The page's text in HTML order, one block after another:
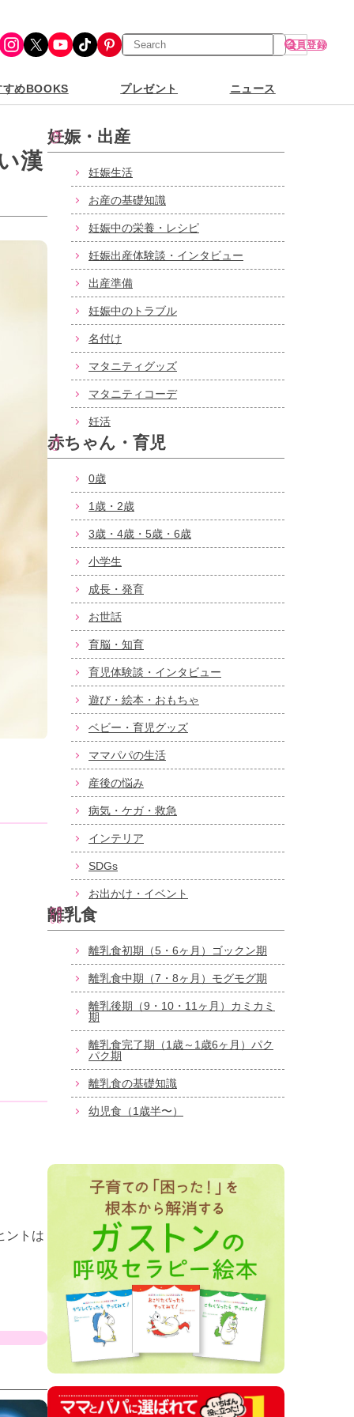
Instagram X YouTube TikTok Pinterest
検
索
会員登録
すめBOOKS プレゼント ニュース
漢
ントは
妊娠・出産
妊娠生活
お産の基礎知識
妊娠中の栄養・レシピ
妊娠出産体験談・インタビュー
出産準備
妊娠中のトラブル
名付け
マタニティグッズ
マタニティコーデ
妊活
赤ちゃん・育児
0歳
1歳・2歳
3歳・4歳・5歳・6歳
小学生
成長・発育
お世話
育脳・知育
育児体験談・インタビュー
遊び・絵本・おもちゃ
ベビー・育児グッズ
ママパパの生活
産後の悩み
病気・ケガ・救急
インテリア
SDGs
お出かけ・イベント
離乳食
離乳食初期（5・6ヶ月）ゴックン期
離乳食中期（7・8ヶ月）モグモグ期
離乳後期（9・10・11ヶ月）カミカミ
期
離乳食完了期（1歳～1歳6ヶ月）パク
パク期
離乳食の基礎知識
幼児食（1歳半〜）